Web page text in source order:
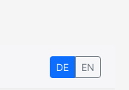
DE EN